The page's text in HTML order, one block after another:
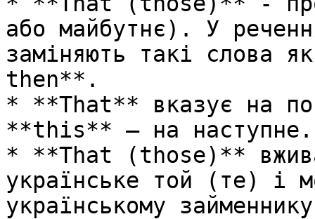
або майбутнє). У
заміняють такі
then**.
* **That** вказує на
**this** — на наступне.
* **That (those)**
українське той (те) і
українському